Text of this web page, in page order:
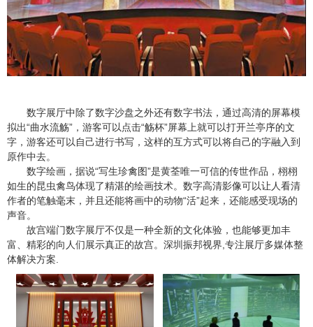
数字展厅中除了数字沙盘之外还有数字书法，通过高清的屏幕模
拟出“曲水流觞”，游客可以点击“觞杯”屏幕上就可以打开兰亭序的文
字，游客还可以自己进行书写，这样的互方式可以将自己的字融入到
原作中去。
数字绘画，据说“写生珍禽图”是黄荃唯一可信的传世作品，栩栩
如生的昆虫禽鸟体现了精湛的绘画技术。数字高清影像可以让人看清
作者的笔触毫末，并且还能将画中的动物“活”起来，还能感受现场的
声音。
故宫端门数字展厅不仅是一种全新的文化体验，也能够更加丰
富、精彩的向人们展示真正的故宫。深圳振邦视界,专注展厅多媒体整
体解决方案.